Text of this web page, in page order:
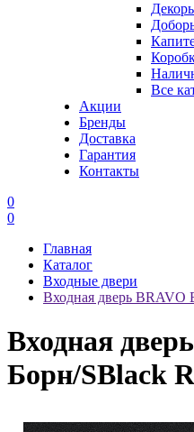
Все
Акции
Бренды
Доставка
Гарантия
Контакты
0
0
Главная
Каталог
Входные двери
Входная дверь BRAVO
Входная
Борн/SBlack